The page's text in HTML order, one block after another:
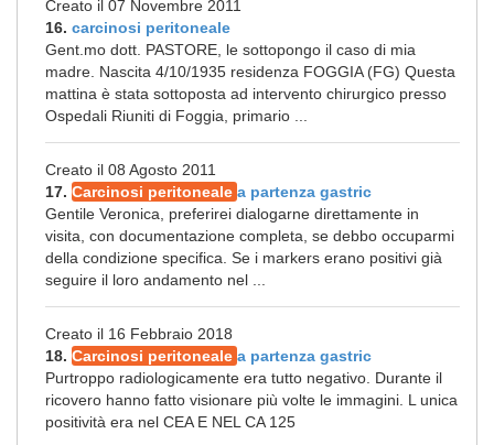
Creato il 07 Novembre 2011
16. carcinosi peritoneale
Gent.mo dott. PASTORE, le sottopongo il caso di mia
madre. Nascita 4/10/1935 residenza FOGGIA (FG) Questa
mattina è stata sottoposta ad intervento chirurgico presso
Ospedali Riuniti di Foggia, primario ...
Creato il 08 Agosto 2011
17. Carcinosi peritoneale a partenza gastric
Gentile Veronica, preferirei dialogarne direttamente in
visita, con documentazione completa, se debbo occuparmi
della condizione specifica. Se i markers erano positivi già
seguire il loro andamento nel ...
Creato il 16 Febbraio 2018
18. Carcinosi peritoneale a partenza gastric
Purtroppo radiologicamente era tutto negativo. Durante il
ricovero hanno fatto visionare più volte le immagini. L unica
positività era nel CEA E NEL CA 125